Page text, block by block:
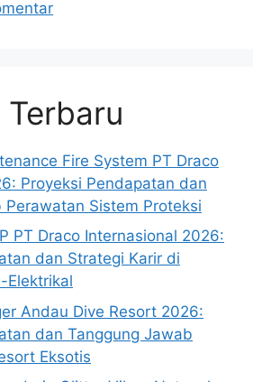
Fire System PT Draco
Proyeksi Pendapatan dan
Sistem Proteksi
PT Draco Internasional 2026:
dan Strategi Karir di
Elektrikal
Andau Dive Resort 2026:
dan Tanggung Jawab
Eksotis